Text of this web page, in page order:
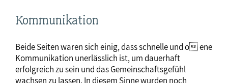
Kommunikation
Beide Seiten waren sich einig, dass schnelle und o ene
Kommunikation unerlässlich ist, um dauerhaft
erfolgreich zu sein und das Gemeinschaftsgefühl
wachsen zu lassen. In diesem Sinne wurden noch